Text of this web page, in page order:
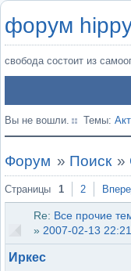
форум
свобода состоит из
Вы не вошли. Темы:
Форум » Поиск »
Страницы 1 2
Re: Все прочие
» 2007-02-13
Иркес